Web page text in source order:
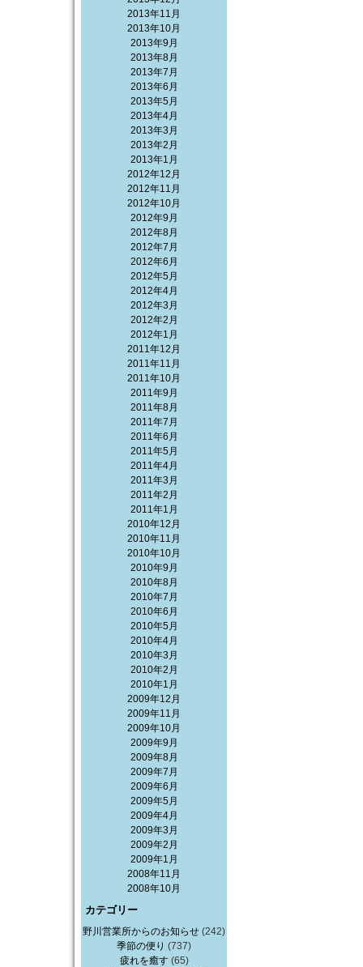
2013年11月
2013年10月
2013年9月
2013年8月
2013年7月
2013年6月
2013年5月
2013年4月
2013年3月
2013年2月
2013年1月
2012年12月
2012年11月
2012年10月
2012年9月
2012年8月
2012年7月
2012年6月
2012年5月
2012年4月
2012年3月
2012年2月
2012年1月
2011年12月
2011年11月
2011年10月
2011年9月
2011年8月
2011年7月
2011年6月
2011年5月
2011年4月
2011年3月
2011年2月
2011年1月
2010年12月
2010年11月
2010年10月
2010年9月
2010年8月
2010年7月
2010年6月
2010年5月
2010年4月
2010年3月
2010年2月
2010年1月
2009年12月
2009年11月
2009年10月
2009年9月
2009年8月
2009年7月
2009年6月
2009年5月
2009年4月
2009年3月
2009年2月
2009年1月
2008年11月
2008年10月
カテゴリー
野川営業所からのお知らせ (242)
季節の便り (737)
疲れを癒す(65)